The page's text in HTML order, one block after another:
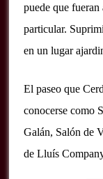
puede que
particular.
en un lugar
El paseo que
conocerse como
Galán, Salón de
de Lluís